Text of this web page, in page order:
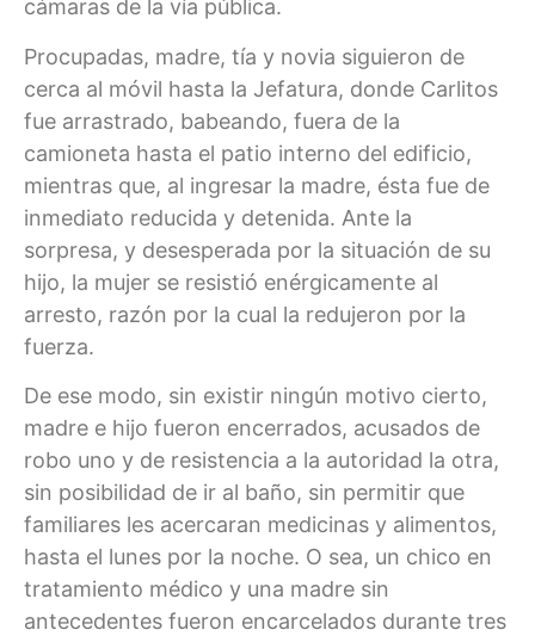
cámaras de la vía pública.
Procupadas, madre, tía y novia siguieron de
cerca al móvil hasta la Jefatura, donde Carlitos
fue arrastrado, babeando, fuera de la
camioneta hasta el patio interno del edificio,
mientras que, al ingresar la madre, ésta fue de
inmediato reducida y detenida. Ante la
sorpresa, y desesperada por la situación de su
hijo, la mujer se resistió enérgicamente al
arresto, razón por la cual la redujeron por la
fuerza.
De ese modo, sin existir ningún motivo cierto,
madre e hijo fueron encerrados, acusados de
robo uno y de resistencia a la autoridad la otra,
sin posibilidad de ir al baño, sin permitir que
familiares les acercaran medicinas y alimentos,
hasta el lunes por la noche. O sea, un chico en
tratamiento médico y una madre sin
antecedentes fueron encarcelados durante tres